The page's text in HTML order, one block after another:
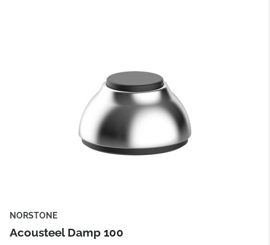
NORSTONE
Acousteel Damp 100